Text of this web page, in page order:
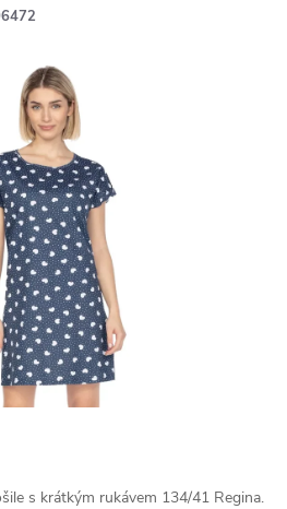
s krátkým rukávem 134/41 Regina.